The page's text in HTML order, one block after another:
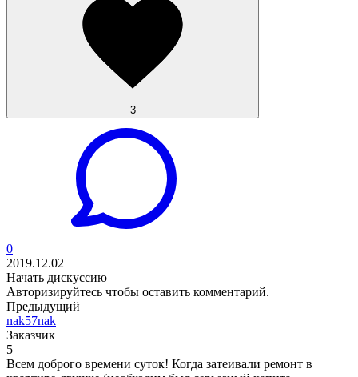
3
0
2019.12.02
Начать дискуссию
Авторизируйтесь чтобы оставить комментарий.
Предыдущий
nak57nak
Заказчик
5
Всем доброго времени суток! Когда затеивали ремонт в